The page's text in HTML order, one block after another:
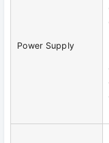
Power Supply